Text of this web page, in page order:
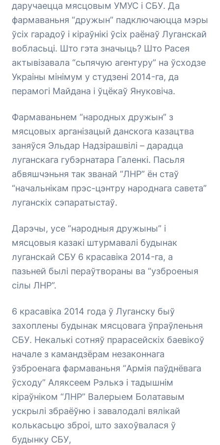
даручаецца мясцовым УМУС і СБУ. Да
фармаваньня “дружын” падключаюцца мэры
ўсіх гарадоў і кіраўнікі ўсіх раёнаў Луганскай
вобласьці. Што гэта значыць? Што Расея
актывізавала “сьпячую агентуру” на ўсходзе
Украіны мінімум у студзені 2014-га, да
перамогі Майдана і ўцёкаў Януковіча.
Фармаваньнем “народных дружын” з
мясцовых арганізацый данскога казацтва
заняўся Эльдар Надзірашвілі – дарадца
луганскага губэрнатара Галенкі. Пасьля
абвяшчэньня так званай “ЛНР” ён стаў
“начальнікам прэс-цэнтру народнага савета”
луганскіх сэпаратыстаў.
Дарэчы, усе “народныя дружыны” і
мясцовыя казакі штурмавалі будынак
луганскай СБУ 6 красавіка 2014-га, а
пазьней былі пераўтвораны ва “узброеныя
сілы ЛНР”.
6 красавіка 2014 года ў Луганску быў
захоплены будынак мясцовага ўпраўленьня
СБУ. Некалькі сотняў прарасейскіх баевікоў
начале з камандзёрам незаконнага
ўзброенага фармаваньня “Армія паўднёвага
ўсходу” Аляксеем Рэлькэ і тадышнім
кіраўніком “ЛНР” Валерыем Болатавым
ускрылі збраёўню і завалодалі вялікай
колькасьцю зброі, што захоўвалася ў
будынку СБУ,